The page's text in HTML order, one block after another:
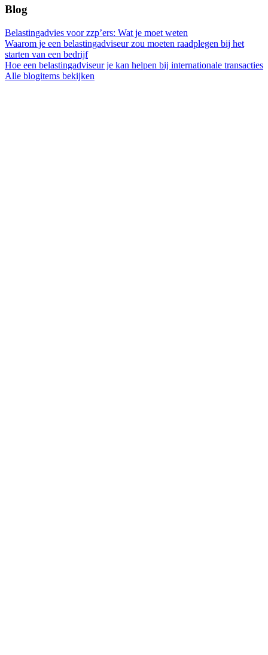
Blog
Belastingadvies voor zzp’ers: Wat je moet weten
Waarom je een belastingadviseur zou moeten raadplegen bij het
starten van een bedrijf
Hoe een belastingadviseur je kan helpen bij internationale transacties
Alle blogitems bekijken